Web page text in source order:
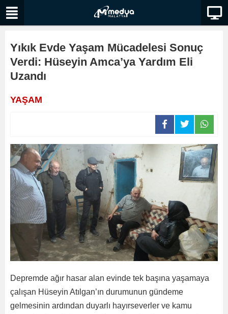
Yıkık Evde Yaşam Mücadelesi Sonuç
Verdi: Hüseyin Amca’ya Yardım Eli
Uzandı
YAŞAM
Depremde ağır hasar alan evinde tek başına yaşamaya
çalışan Hüseyin Atılgan’ın durumunun gündeme
gelmesinin ardından duyarlı hayırseverler ve kamu